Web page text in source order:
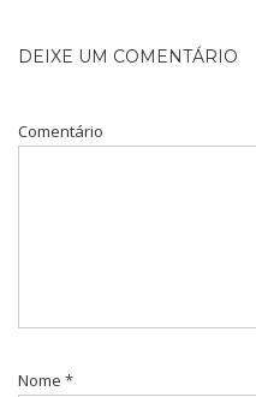
DEIXE UM COMENTÁRIO
Comentário
Nome *